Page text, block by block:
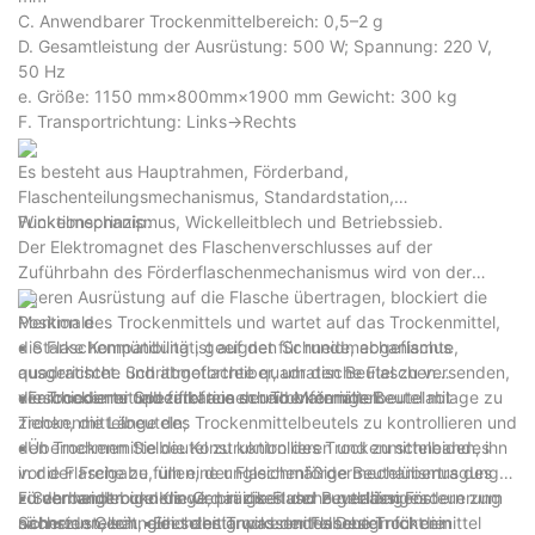
C. Anwendbarer Trockenmittelbereich: 0,5–2 g
D. Gesamtleistung der Ausrüstung: 500 W; Spannung: 220 V,
50 Hz
e. Größe: 1150 mm×800mm×1900 mm Gewicht: 300 kg
F. Transportrichtung: Links→Rechts
Es besteht aus Hauptrahmen, Förderband,
Flaschenteilungsmechanismus, Standardstation,
Wickelmechanismus, Wickelleitblech und Betriebssieb.
Funktionsprinzip:
Der Elektromagnet des Flaschenverschlusses auf der
Zuführbahn des Förderflaschenmechanismus wird von der
oberen Ausrüstung auf die Flasche übertragen, blockiert die
Position des Trockenmittels und wartet auf das Trockenmittel,
die Flaschenmündung ist auf den Schneidmechanismus
ausgerichtet. Schrittmotortreiber, um den Beutel zu versenden,
die Trockenmittelbeutel aus der Trockenmittelbeutelablage zu
ziehen, die Länge des Trockenmittelbeutels zu kontrollieren und
den Trockenmittelbeutel zu kontrollieren und zu schneiden, ihn
in die Flasche zu füllen, der Flaschenfördermechanismus des
Förderbandtrockners wird in die Flasche geladen Fördern zum
nächsten Gerät, gleichzeitig wird der Flasche Trockenmittel
Merkmale
▪ Starke Kompatibilität, geeignet für runde, abgeflachte,
quadratische und abgeflachte quadratische Flaschen
verschiedener Spezifikationen und Materialien.
▪Farbcodierte und farbfreie scheibenförmige Beutel mit
Trockenmittelbeuteln;
▪Übernehmen Sie die Konstruktion des Trockenmittelbandes
vor der Freigabe, um eine ungleichmäßige Beutelübertragung
zu vermeiden und die Genauigkeit der Beutellängensteuerung
sicherzustellen. ▪Ein selbstanpassendes Design für die
▪ Sehr langlebige Klinge, präzises und zuverlässiges
Schneiden, schneidet den Trockenmittelbeutel nicht ein